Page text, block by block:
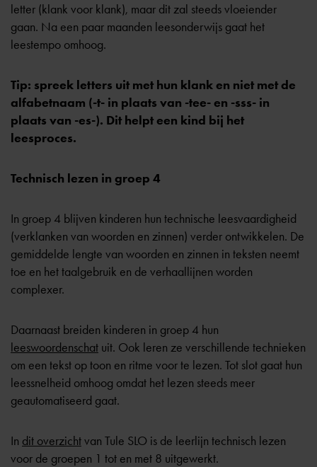
letter (klank voor klank), maar dit zal steeds vloeiender
gaan. Na een paar maanden leesonderwijs gaat het
leestempo omhoog.
Tip: spreek letters uit met hun klank en niet met de
alfabetnaam (-t- in plaats van -tee- en -sss- in
plaats van -es-). Dit helpt een kind bij het
leesproces.
Technisch lezen in groep 4
In groep 4 blijven kinderen hun technische leesvaardigheid
(verklanken van woorden en zinnen) verder ontwikkelen. De
gemiddelde lengte van woorden en zinnen in teksten neemt
toe en het taalgebruik en de verhaallijnen worden
complexer.
Daarnaast breiden kinderen in groep 4 hun
leeswoordenschat uit. Ook leren ze verschillende technieken
om een tekst op toon en ritme voor te lezen. Tot slot gaat hun
leessnelheid omhoog omdat het lezen steeds meer
geautomatiseerd gaat.
In dit overzichtvan Tule SLO is de leerlijn technisch lezen
voor de groepen 1 tot en met 8 uitgewerkt.